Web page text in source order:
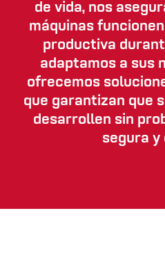
de vida, nos
máquinas
productiva
adaptamos a sus
ofrecemos
que garantizan que
desarrollen sin
segura y